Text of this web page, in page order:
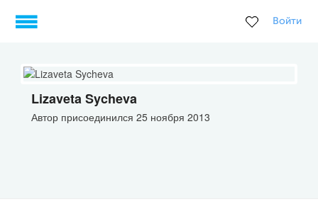
Войти
Lizaveta Sycheva
Автор присоединился 25 ноября 2013